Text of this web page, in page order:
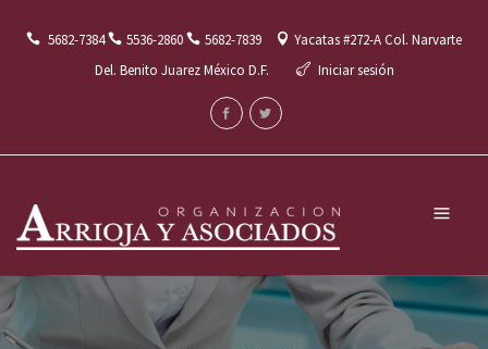
5682-7384 5536-2860 5682-7839
Yacatas #272-A Col. Narvarte
Del. Benito Juarez México D.F.
Iniciar sesión
Menú